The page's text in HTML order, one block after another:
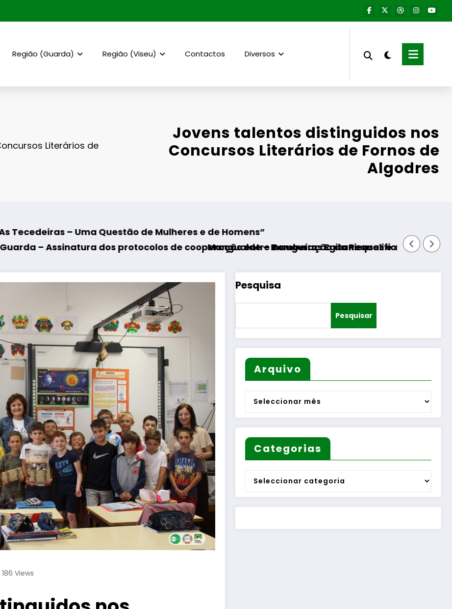
Região (Guarda) Região (Viseu) Contactos Diversos
Literários de
Jovens talentos distinguidos nos
Concursos Literários de Fornos de
Algodres
de Mulheres e de Homens”
protocolos de cooperação entre Bombeiros Egitanienses e diversas Freguesias
Mangualde – Inauguração da Requalificação do Bairro Municipal
Aumento do número de
186 Views
Pesquisa
Pesquisar
Arquivo
Arquivo
Categorias
Categorias